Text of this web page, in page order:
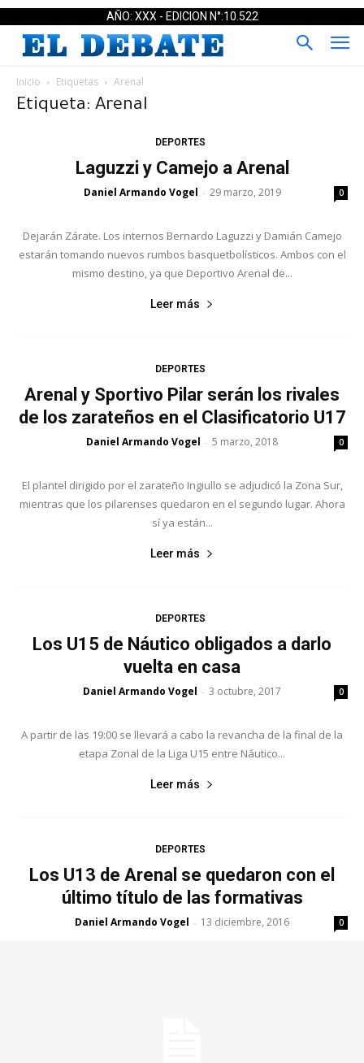
AÑO: XXX - EDICION N°:10.522
Inicio Etiquetas Arenal
Etiqueta: Arenal
DEPORTES
Laguzzi y Camejo a Arenal
Daniel Armando Vogel - 29 marzo, 2019 0
Dejarán Zárate. Los internos Bernardo Laguzzi y Damián Camejo
estarán tomando nuevos rumbos basquetbolísticos. Ambos con el
mismo destino, ya que Deportivo Arenal de...
Leer más
DEPORTES
Arenal y Sportivo Pilar serán los rivales
de los zarateños en el Clasificatorio U17
Daniel Armando Vogel - 5 marzo, 2018 0
El plantel dirigido por el zarateño Ingiullo se adjudicó la Zona Sur,
mientras que los pilarenses quedaron en el segundo lugar. Ahora
sí ya están...
Leer más
DEPORTES
Los U15 de Náutico obligados a darlo
vuelta en casa
Daniel Armando Vogel - 3 octubre, 2017 0
A partir de las 19:00 se llevará a cabo la revancha de la final de la
etapa Zonal de la Liga U15 entre Náutico...
Leer más
DEPORTES
Los U13 de Arenal se quedaron con el
último título de las formativas
Daniel Armando Vogel - 13 diciembre, 2016 0